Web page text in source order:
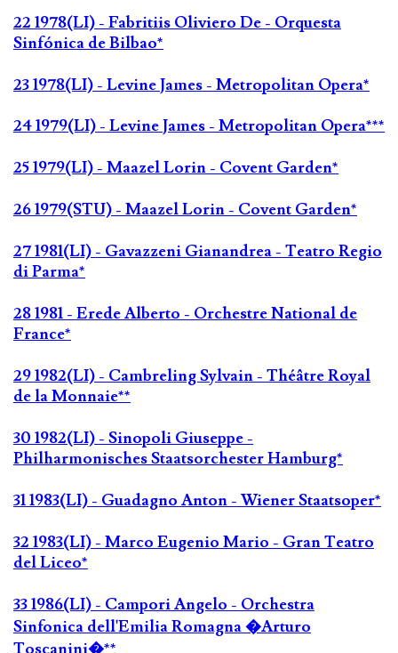
22 1978(LI) - Fabritiis Oliviero De - Orquesta
Sinfónica de Bilbao*
23 1978(LI) - Levine James - Metropolitan Opera*
24 1979(LI) - Levine James - Metropolitan Opera***
25 1979(LI) - Maazel Lorin - Covent Garden*
26 1979(STU) - Maazel Lorin - Covent Garden*
27 1981(LI) - Gavazzeni Gianandrea - Teatro Regio
di Parma*
28 1981 - Erede Alberto - Orchestre National de
France*
29 1982(LI) - Cambreling Sylvain - Théâtre Royal
de la Monnaie**
30 1982(LI) - Sinopoli Giuseppe -
Philharmonisches Staatsorchester Hamburg*
31 1983(LI) - Guadagno Anton - Wiener Staatsoper*
32 1983(LI) - Marco Eugenio Mario - Gran Teatro
del Liceo*
33 1986(LI) - Campori Angelo - Orchestra
Sinfonica dell'Emilia Romagna �Arturo